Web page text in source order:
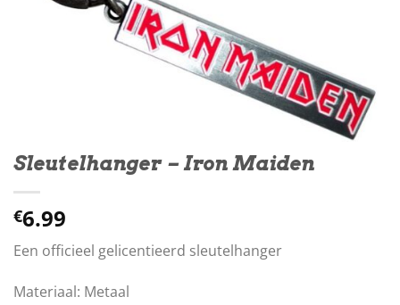
Sleutelhanger – Iron Maiden
€6.99
Een officieel gelicentieerd sleutelhanger
Materiaal: Metaal